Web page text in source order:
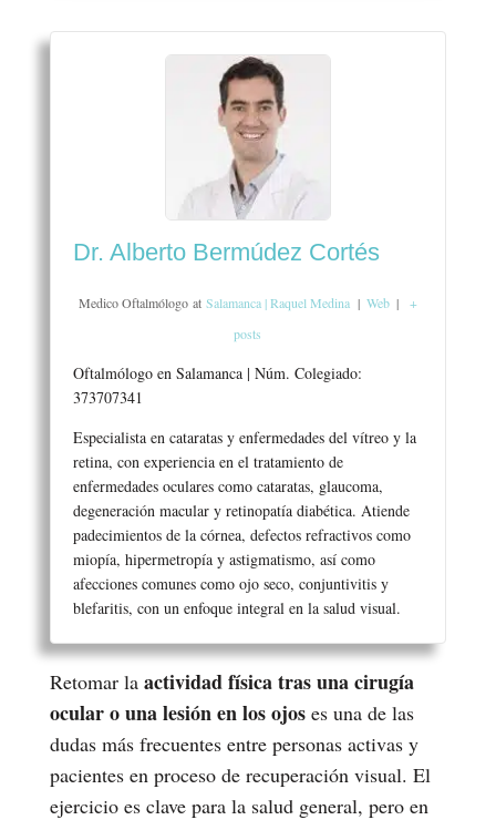
Dr. Alberto Bermúdez Cortés
Medico Oftalmólogo at Salamanca | Raquel Medina | Web |
+
posts
Oftalmólogo en Salamanca | Núm. Colegiado:
373707341
Especialista en cataratas y enfermedades del vítreo y la
retina, con experiencia en el tratamiento de
enfermedades oculares como cataratas, glaucoma,
degeneración macular y retinopatía diabética. Atiende
padecimientos de la córnea, defectos refractivos como
miopía, hipermetropía y astigmatismo, así como
afecciones comunes como ojo seco, conjuntivitis y
blefaritis, con un enfoque integral en la salud visual.
Retomar la actividad física tras una cirugía
ocular o una lesión en los ojoses una de las
dudas más frecuentes entre personas activas y
pacientes en proceso de recuperación visual. El
ejercicio es clave para la salud general, pero en